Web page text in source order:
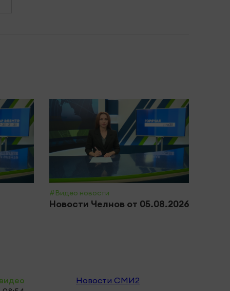
#Видео новости
Новости Челнов от 05.08.2026
Новости СМИ2